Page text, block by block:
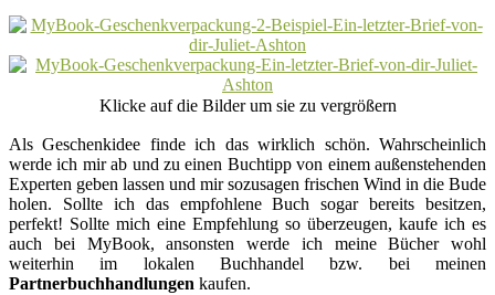
Klicke auf die Bilder um sie zu vergrößern
Als Geschenkidee finde ich das wirklich schön. Wahrscheinlich
werde ich mir ab und zu einen Buchtipp von einem außenstehenden
Experten geben lassen und mir sozusagen frischen Wind in die Bude
holen. Sollte ich das empfohlene Buch sogar bereits besitzen,
perfekt! Sollte mich eine Empfehlung so überzeugen, kaufe ich es
auch bei MyBook, ansonsten werde ich meine Bücher wohl
weiterhin im lokalen Buchhandel bzw. bei meinen
Partnerbuchhandlungen kaufen.